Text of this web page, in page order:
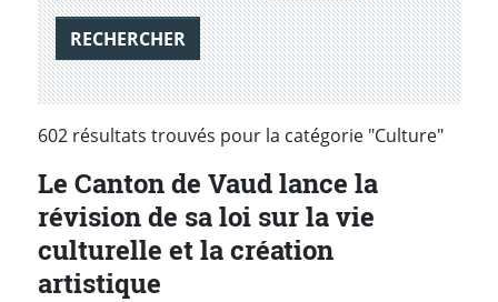
RECHERCHER
602 résultats trouvés pour la catégorie "Culture"
Le Canton de Vaud lance la
révision de sa loi sur la vie
culturelle et la création
artistique